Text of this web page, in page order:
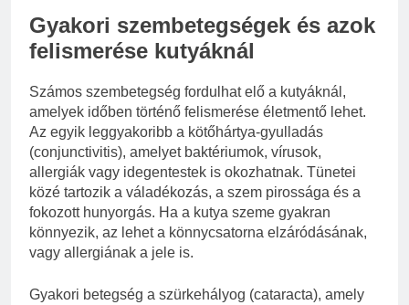
Gyakori szembetegségek és azok
felismerése kutyáknál
Számos szembetegség fordulhat elő a kutyáknál,
amelyek időben történő felismerése életmentő lehet.
Az egyik leggyakoribb a kötőhártya-gyulladás
(conjunctivitis), amelyet baktériumok, vírusok,
allergiák vagy idegentestek is okozhatnak. Tünetei
közé tartozik a váladékozás, a szem pirossága és a
fokozott hunyorgás. Ha a kutya szeme gyakran
könnyezik, az lehet a könnycsatorna elzáródásának,
vagy allergiának a jele is.
Gyakori betegség a szürkehályog (cataracta), amely